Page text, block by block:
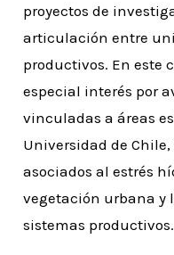
proyectos de
articulación entre
productivos. En este
especial interés por
vinculadas a áreas
Universidad de
asociados al estrés
vegetación urbana y
sistemas productivos.